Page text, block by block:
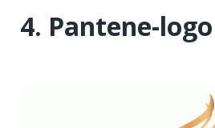
4. Pantene-logo